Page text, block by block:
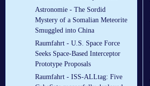
Astronomie - The Sordid
Mystery of a Somalian Meteorite
Smuggled into China
Raumfahrt - U.S. Space Force
Seeks Space-Based Interceptor
Prototype Proposals
Raumfahrt - ISS-ALLtag: Five